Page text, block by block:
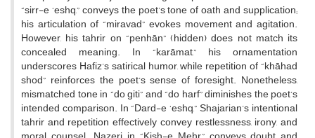
“sirr-e ‘eshq,” conveys the poet’s tone of oath and supplication;
his articulation of “miravad” evokes movement and agitation.
However, his tahrir on “penhān” (hidden) does not match its
concealed meaning. In “karāmat,” his ornamentation
underscores Hafiz’s satirical humor, while repetition of “khāhad
shod” reinforces the poet’s sense of foresight. Nonetheless,
mismatched tone in “do giti” and “do harf” diminishes the poet’s
intended comparison. In “Dard-e ‘eshq,” Shajarian’s intentional
tahrir and repetition effectively convey restlessness, irony, and